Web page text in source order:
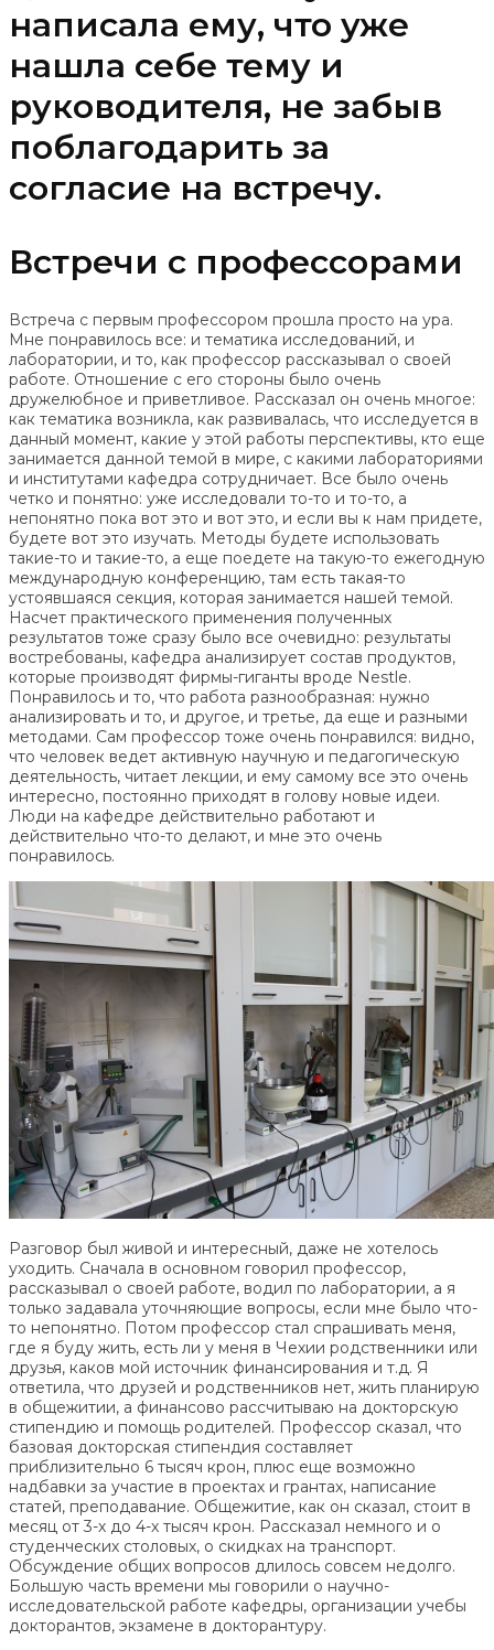
написала ему, что уже
нашла себе тему и
руководителя, не забыв
поблагодарить за
согласие на встречу.
Встречи с профессорами
Встреча с первым профессором прошла просто на ура.
Мне понравилось все: и тематика исследований, и
лаборатории, и то, как профессор рассказывал о своей
работе. Отношение с его стороны было очень
дружелюбное и приветливое. Рассказал он очень многое:
как тематика возникла, как развивалась, что исследуется в
данный момент, какие у этой работы перспективы, кто еще
занимается данной темой в мире, с какими лабораториями
и институтами кафедра сотрудничает. Все было очень
четко и понятно: уже исследовали то-то и то-то, а
непонятно пока вот это и вот это, и если вы к нам придете,
будете вот это изучать. Методы будете использовать
такие-то и такие-то, а еще поедете на такую-то ежегодную
международную конференцию, там есть такая-то
устоявшаяся секция, которая занимается нашей темой.
Насчет практического применения полученных
результатов тоже сразу было все очевидно: результаты
востребованы, кафедра анализирует состав продуктов,
которые производят фирмы-гиганты вроде Nestle.
Понравилось и то, что работа разнообразная: нужно
анализировать и то, и другое, и третье, да еще и разными
методами. Сам профессор тоже очень понравился: видно,
что человек ведет активную научную и педагогическую
деятельность, читает лекции, и ему самому все это очень
интересно, постоянно приходят в голову новые идеи.
Люди на кафедре действительно работают и
действительно что-то делают, и мне это очень
понравилось.
Разговор был живой и интересный, даже не хотелось
уходить. Сначала в основном говорил профессор,
рассказывал о своей работе, водил по лаборатории, а я
только задавала уточняющие вопросы, если мне было что-
то непонятно. Потом профессор стал спрашивать меня,
где я буду жить, есть ли у меня в Чехии родственники или
друзья, каков мой источник финансирования и т.д. Я
ответила, что друзей и родственников нет, жить планирую
в общежитии, а финансово рассчитываю на докторскую
стипендию и помощь родителей. Профессор сказал, что
базовая докторская стипендия составляет
приблизительно 6 тысяч крон, плюс еще возможно
надбавки за участие в проектах и грантах, написание
статей, преподавание. Общежитие, как он сказал, стоит в
месяц от 3-х до 4-х тысяч крон. Рассказал немного и о
студенческих столовых, о скидках на транспорт.
Обсуждение общих вопросов длилось совсем недолго.
Большую часть времени мы говорили о научно-
исследовательской работе кафедры, организации учебы
докторантов, экзамене в докторантуру.